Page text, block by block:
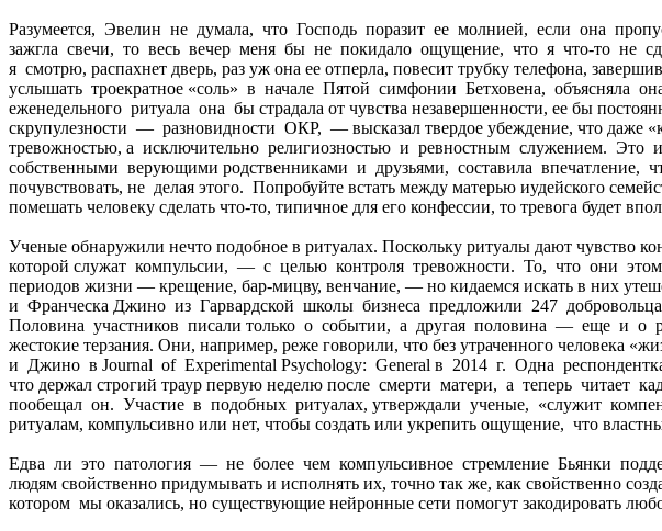
Разумеется, Эвелин не думала, что Господь поразит ее молнией, если она
зажгла свечи, то весь вечер меня бы не покидало ощущение, что я что-то не
я смотрю, распахнет дверь, раз уж она ее отперла, повесит трубку телефона,
услышать троекратное «соль» в начале Пятой симфонии Бетховена, объясняла
еженедельного ритуала она бы страдала от чувства незавершенности, ее бы
скрупулезности — разновидности ОКР, — высказал твердое убеждение, что даже
тревожностью, а исключительно религиозностью и ревностным служением. Это
собственными верующими родственниками и друзьями, составила впечатление,
почувствовать, не делая этого. Попробуйте встать между матерью иудейского
помешать человеку сделать что-то, типичное для его конфессии, то тревога будет
Ученые обнаружили нечто подобное в ритуалах. Поскольку ритуалы дают
которой служат компульсии, — с целью контроля тревожности. То, что они
периодов жизни — крещение, бар-мицву, венчание, — но кидаемся искать в них
и Франческа Джино из Гарвардской школы бизнеса предложили 247
Половина участников писали только о событии, а другая половина — еще и о
жестокие терзания. Они, например, реже говорили, что без утраченного человека
и Джино в Journal of Experimental Psychology: General в 2014 г. Одна
что держал строгий траур первую неделю после смерти матери, а теперь
пообещал он. Участие в подобных ритуалах, утверждали ученые, «служит
ритуалам, компульсивно или нет, чтобы создать или укрепить ощущение, что
Едва ли это патология — не более чем компульсивное стремление Бьянки
людям свойственно придумывать и исполнять их, точно так же, как свойственно
котором мы оказались, но существующие нейронные сети помогут закодировать